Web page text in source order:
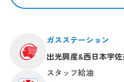
ガスステーション
出光興産&西日本宇佐
スタッフ給油